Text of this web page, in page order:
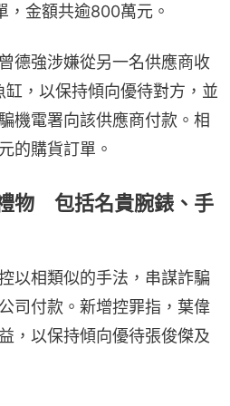
，金額共逾800萬元。
德強涉嫌從另一名供應商收
，以保持傾向優待對方，並
機電署向該供應商付款。相
的購貨訂單。
物 包括名貴腕錶、手
以相類似的手法，串謀詐騙
司付款。新增控罪指，葉偉
，以保持傾向優待張俊傑及